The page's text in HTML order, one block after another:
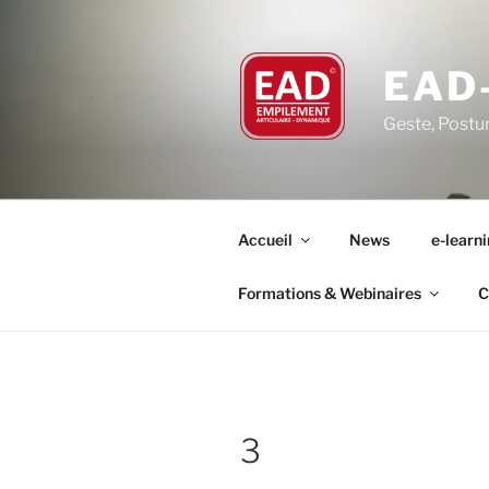
Geste,
Accueil News e-
Formations & Webinaires
3